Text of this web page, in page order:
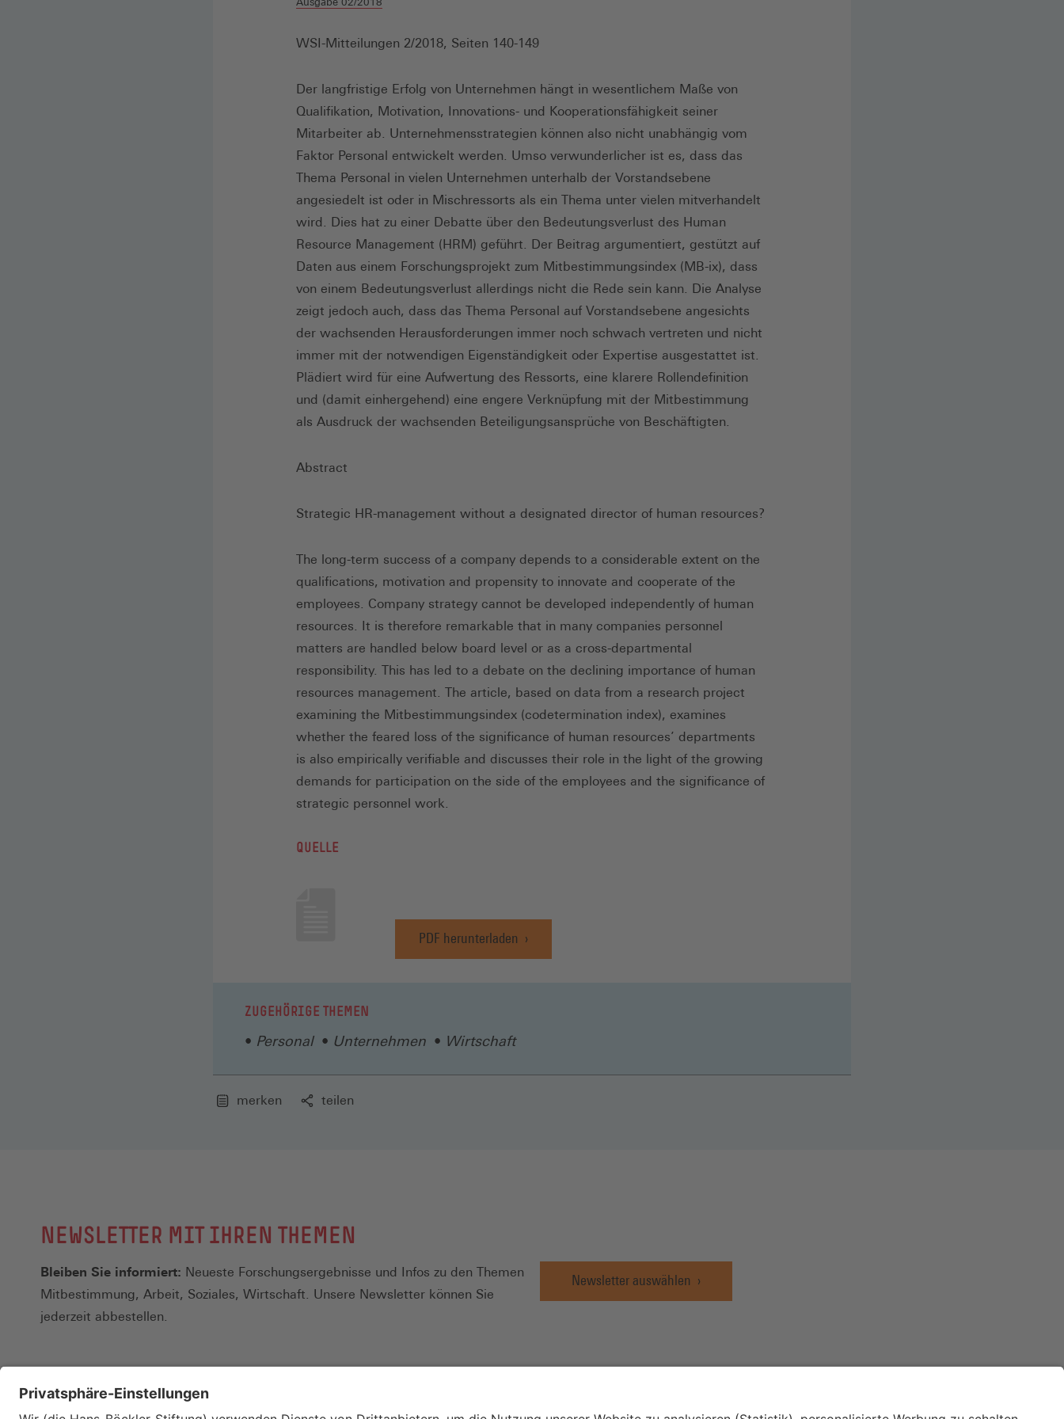
WSI-Mitteilungen 2/2018, Seiten 140-149
Der langfristige Erfolg von Unternehmen hängt in wesentlichem Maße von
Qualifikation, Motivation, Innovations- und Kooperationsfähigkeit seiner
Mitarbeiter ab. Unternehmensstrategien können also nicht unabhängig vom
Faktor Personal entwickelt werden. Umso verwunderlicher ist es, dass das
Thema Personal in vielen Unternehmen unterhalb der Vorstandsebene
angesiedelt ist oder in Mischressorts als ein Thema unter vielen mitverhandelt
wird. Dies hat zu einer Debatte über den Bedeutungsverlust des Human
Resource Management (HRM) geführt. Der Beitrag argumentiert, gestützt auf
Daten aus einem Forschungsprojekt zum Mitbestimmungsindex (MB-ix), dass
von einem Bedeutungsverlust allerdings nicht die Rede sein kann. Die Analyse
zeigt jedoch auch, dass das Thema Personal auf Vorstandsebene angesichts
der wachsenden Herausforderungen immer noch schwach vertreten und nicht
immer mit der notwendigen Eigenständigkeit oder Expertise ausgestattet ist.
Plädiert wird für eine Aufwertung des Ressorts, eine klarere Rollendefinition
und (damit einhergehend) eine engere Verknüpfung mit der Mitbestimmung
als Ausdruck der wachsenden Beteiligungsansprüche von Beschäftigten.
Abstract
Strategic HR-management without a designated director of human resources?
The long-term success of a company depends to a considerable extent on the
qualifications, motivation and propensity to innovate and cooperate of the
employees. Company strategy cannot be developed independently of human
resources. It is therefore remarkable that in many companies personnel
matters are handled below board level or as a cross-departmental
responsibility. This has led to a debate on the declining importance of human
resources management. The article, based on data from a research project
examining the Mitbestimmungsindex (codetermination index), examines
whether the feared loss of the significance of human resources’ departments
is also empirically verifiable and discusses their role in the light of the growing
demands for participation on the side of the employees and the significance of
strategic personnel work.
QUELLE
PDF herunterladen
(Öffnet
in
ZUGEHÖRIGE THEMEN
Personal Unternehmen Wirtschaft
merken teilen
NEWSLETTER MIT IHREN THEMEN
Bleiben Sie informiert: Neueste Forschungsergebnisse und Infos zu den Themen
Mitbestimmung, Arbeit, Soziales, Wirtschaft. Unsere Newsletter können Sie
jederzeit abbestellen.
Newsletter auswählen